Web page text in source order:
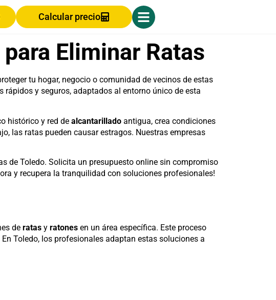
Calcular precio
Eliminar Ratas
tu hogar, negocio o comunidad de vecinos de estas
y seguros, adaptados al entorno único de esta
histórico y red de alcantarillado antigua, crea condiciones
las ratas pueden causar estragos. Nuestras empresas
de Toledo. Solicita un presupuesto online sin compromiso
y recupera la tranquilidad con soluciones profesionales!
de ratas y ratones en un área específica. Este proceso
Toledo, los profesionales adaptan estas soluciones a